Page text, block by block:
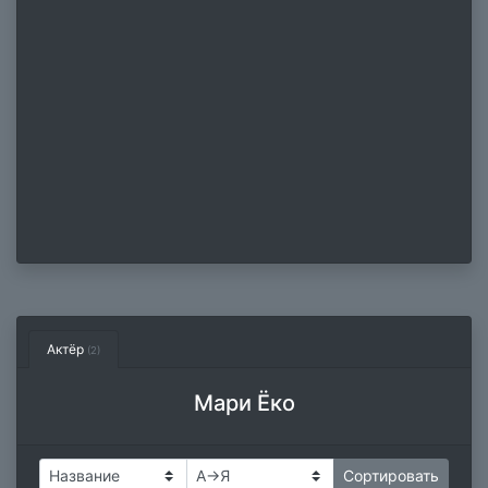
Актёр (2)
Мари Ёко